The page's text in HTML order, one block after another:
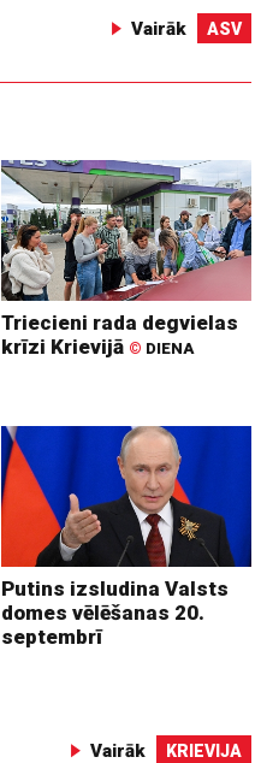
Vairāk ASV
Triecieni rada degvielas
krīzi Krievijā © DIENA
Putins izsludina Valsts
domes vēlēšanas 20.
septembrī
Vairāk KRIEVIJA